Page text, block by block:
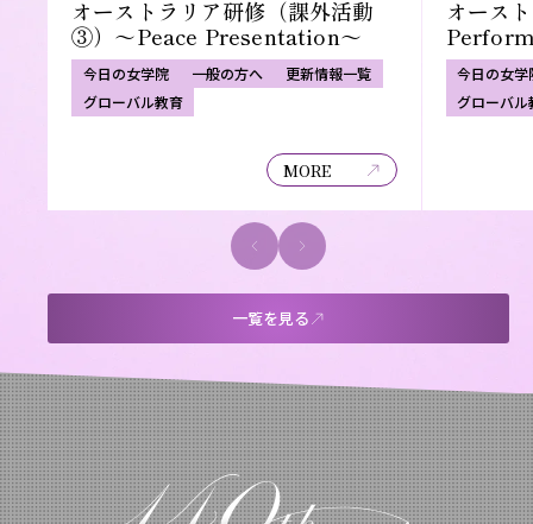
オーストラリア研修（課外活動
③）～Peace Presentation～
今日の女学院 一般の方へ
更新情報一覧
グローバル教育
MORE
オース
今日の女学
グローバル
一覧を見る